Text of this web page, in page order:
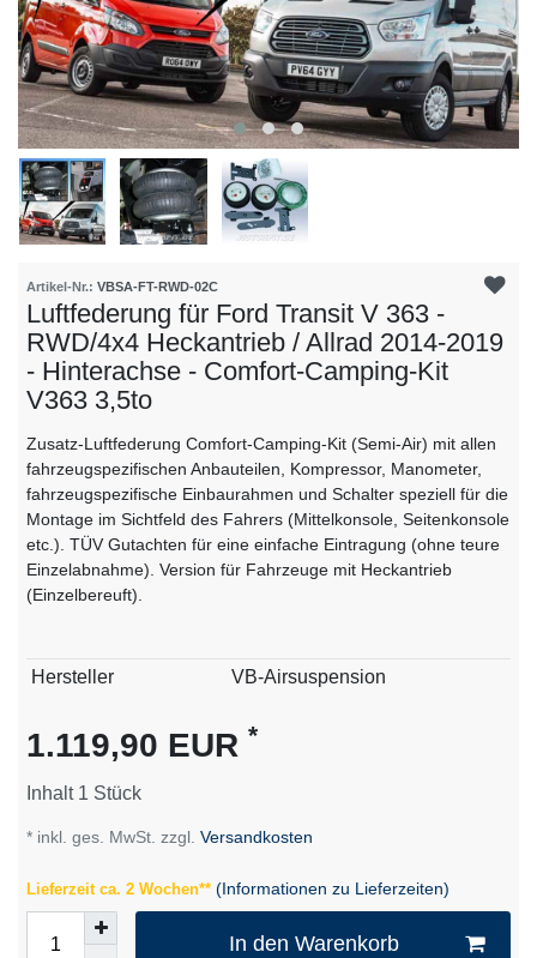
Artikel-Nr.: VBSA-FT-RWD-02C
Luftfederung für Ford Transit V 363 -
RWD/4x4 Heckantrieb / Allrad 2014-2019
- Hinterachse - Comfort-Camping-Kit
V363 3,5to
Zusatz-Luftfederung Comfort-Camping-Kit (Semi-Air) mit allen
fahrzeugspezifischen Anbauteilen, Kompressor, Manometer,
fahrzeugspezifische Einbaurahmen und Schalter speziell für die
Montage im Sichtfeld des Fahrers (Mittelkonsole, Seitenkonsole
etc.). TÜV Gutachten für eine einfache Eintragung (ohne teure
Einzelabnahme). Version für Fahrzeuge mit Heckantrieb
(Einzelbereuft).
Technisches
Wert
Hersteller VB-Airsuspension
1.119,90 EUR *
Inhalt 1 Stück
* inkl. ges. MwSt. zzgl. Versandkosten
Lieferzeit ca. 2 Wochen** (Informationen zu Lieferzeiten)
In den Warenkorb